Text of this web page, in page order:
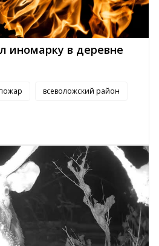
иномарку в деревне
всеволожский район